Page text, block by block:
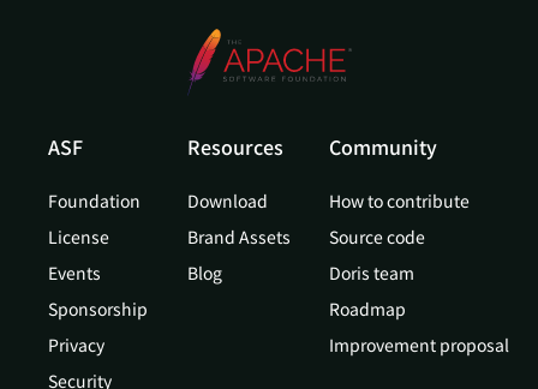
ASF
Foundation
License
Events
Sponsorship
Privacy
Security
Resources
Download
Brand Assets
Blog
Community
How to contribute
Source code
Doris team
Roadmap
Improvement proposal
October 21–22 · Virtual event